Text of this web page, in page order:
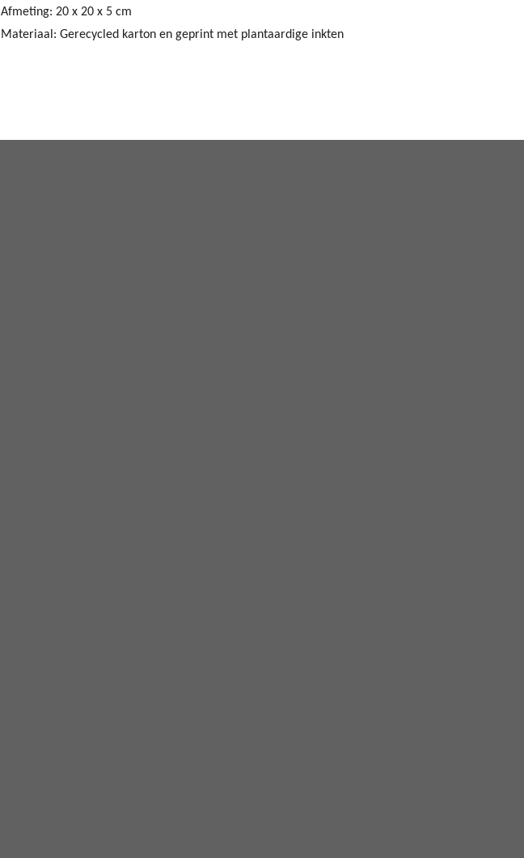
Afmeting: 20 x 20 x 5 cm
Materiaal: Gerecycled karton en geprint met plantaardige inkten